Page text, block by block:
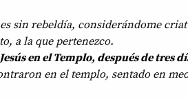
sin rebeldía, considerándome
a la que pertenezco.
en el Templo, después de tres
en el templo, sentado en